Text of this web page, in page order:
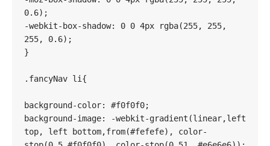
0.6);
-webkit-box-shadow: 0 0 4px rgba(255, 255,
255, 0.6);
}
.fancyNav li{
background-color: #f0f0f0;
background-image: -webkit-gradient(linear,left
top, left bottom,from(#fefefe), color-